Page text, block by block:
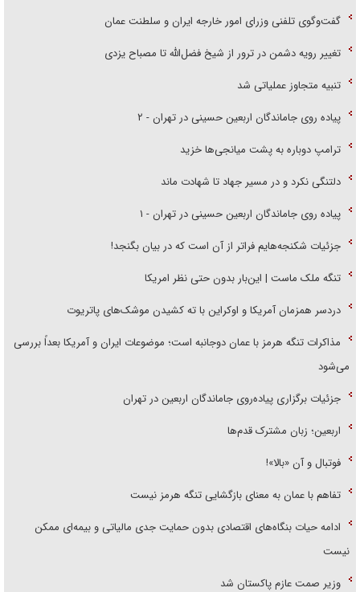
گفت‌وگوی تلفنی وزرای امور خارجه ایران و سلطنت عمان
تغییر رویه دشمن در ترور از شیخ فضل‌الله تا مصباح یزدی
تنبیه متجاوز عملیاتی شد
پیاده روی جاماندگان اربعین حسینی در تهران - ۲
ترامپ دوباره به پشت میانجی‌ها خزید
دلتنگی نکرد و در مسیر جهاد تا شهادت ماند
پیاده روی جاماندگان اربعین حسینی در تهران - ۱
جزئیات شکنجه‌هایم فراتر از آن است که در بیان بگنجد!
تنگه ملک ماست | این‌بار بدون حتی نظر امریکا
دردسر همزمان آمریکا و اوکراین با ته کشیدن موشک‌های پاتریوت
مذاکرات تنگه هرمز با عمان دوجانبه است؛ موضوعات ایران و آمریکا بعداً بررسی
می‌شود
جزئیات برگزاری پیاده‌روی جاماندگان اربعین در تهران
اربعین؛ زبان مشترک قدم‌ها
فوتبال و آن «بالا»!
تفاهم با عمان به معنای بازگشایی تنگه هرمز نیست
ادامه حیات بنگاه‌های اقتصادی بدون حمایت جدی مالیاتی و بیمه‌ای ممکن
نیست
وزیر صمت عازم پاکستان شد